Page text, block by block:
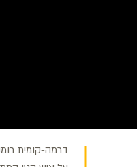
דרמה-קומית